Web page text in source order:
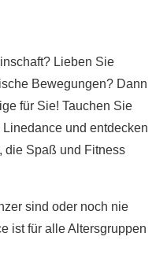
Lieben Sie
Bewegungen? Dann
für Sie! Tauchen Sie
und entdecken
die Spaß und Fitness
sind oder noch nie
ist für alle Altersgruppen